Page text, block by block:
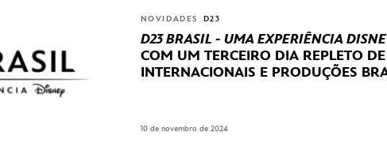
NOVIDADES D23
D23 BRASIL - UMA EXPERIÊNCIA
COM UM TERCEIRO DIA REPLETO
INTERNACIONAIS E PRODUÇÕES
10 de novembro de 2024